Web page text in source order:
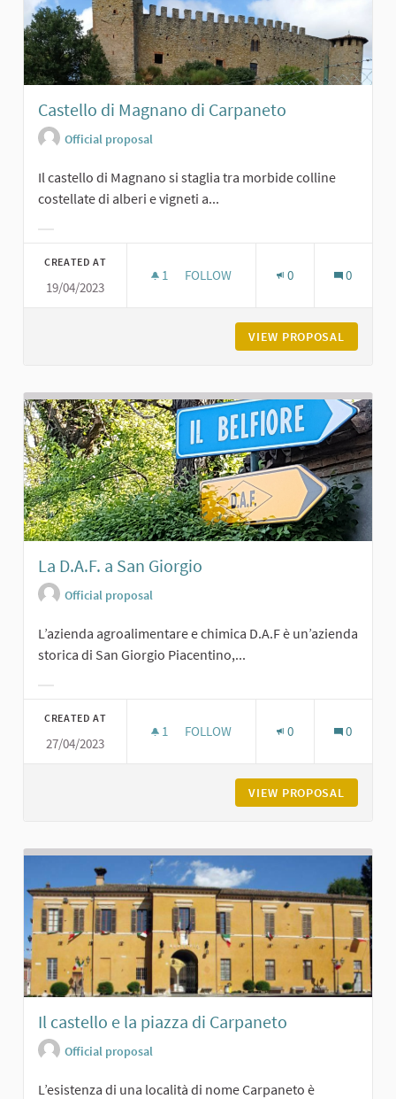
Castello di Magnano di Carpaneto
Official proposal
Il castello di Magnano si staglia tra morbide colline
costellate di alberi e vigneti a...
CREATED AT
19/04/2023
1 1 FOLLOWER
FOLLOW 0 0
VIEW PROPOSAL
La D.A.F. a San Giorgio
Official proposal
L’azienda agroalimentare e chimica D.A.F è un’azienda
storica di San Giorgio Piacentino,...
CREATED AT
27/04/2023
1 1 FOLLOWER
FOLLOW 0 0
VIEW PROPOSAL
Il castello e la piazza di Carpaneto
Official proposal
L’esistenza di una località di nome Carpaneto è